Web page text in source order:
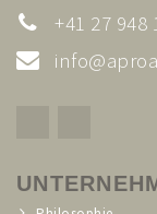
+41 27 948